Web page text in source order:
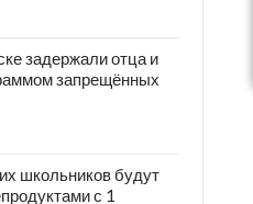
задержали отца и
запрещённых
школьников будут
с 1